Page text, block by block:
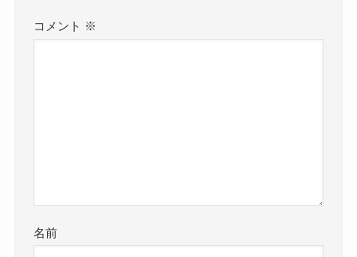
コメント ※
名前